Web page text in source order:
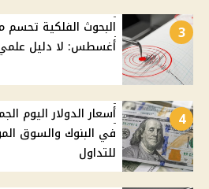
3
أغسطس: لا دليل
4
في البنوك والسوق
للتداول